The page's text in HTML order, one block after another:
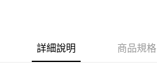
每筆NT$70，滿NT$799(含以上)免運費
詳細說明 商品規格